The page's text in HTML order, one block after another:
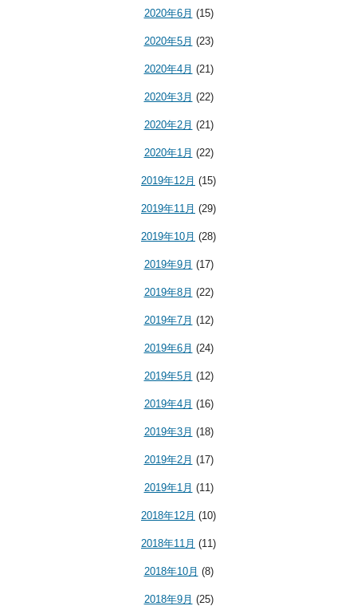
2020年6月 (15)
2020年5月 (23)
2020年4月 (21)
2020年3月 (22)
2020年2月 (21)
2020年1月 (22)
2019年12月 (15)
2019年11月 (29)
2019年10月 (28)
2019年9月 (17)
2019年8月 (22)
2019年7月 (12)
2019年6月 (24)
2019年5月 (12)
2019年4月 (16)
2019年3月 (18)
2019年2月 (17)
2019年1月 (11)
2018年12月 (10)
2018年11月 (11)
2018年10月 (8)
2018年9月 (25)